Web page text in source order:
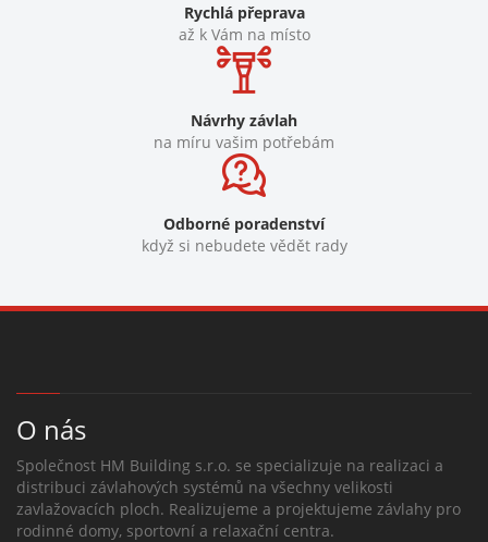
Rychlá přeprava
až k Vám na místo
Návrhy závlah
na míru vašim potřebám
Odborné poradenství
když si nebudete vědět rady
O nás
Společnost HM Building s.r.o. se specializuje na realizaci a
distribuci závlahových systémů na všechny velikosti
zavlažovacích ploch. Realizujeme a projektujeme závlahy pro
rodinné domy, sportovní a relaxační centra.